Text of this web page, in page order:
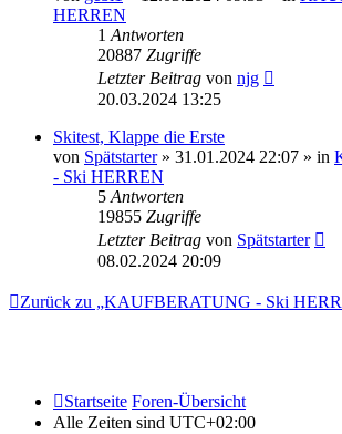
HERREN
1Antworten
20887 Zugriffe
Letzter Beitrag von njg
20.03.2024 13:25
Skitest, Klappe die Erste
von Spätstarter» 31.01.2024 22:07 » in
- Ski HERREN
5Antworten
19855 Zugriffe
Letzter Beitrag von Spätstarter
08.02.2024 20:09
Zurück zu „KAUFBERATUNG - Ski
Startseite Foren-Übersicht
Alle Zeiten sind UTC+02:00